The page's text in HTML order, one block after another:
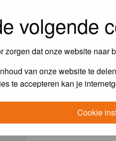
volgende
zorgen dat onze website naar
van onze website te
te accepteren kan je
Cookie
to log in.